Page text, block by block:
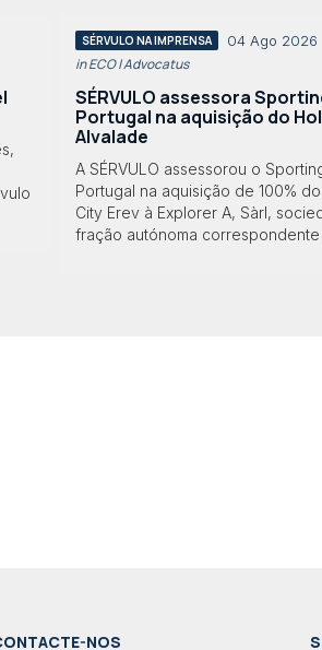
SÉRVULO NA IMPRENSA 04 Ago 2026
in ECO | Advocatus
SÉRVULO assessora
Portugal na aquisição do
Alvalade
A SÉRVULO assessorou o
Portugal na aquisição de 100%
City Erev à Explorer A, Sàrl,
fração autónoma correspondente
NOS